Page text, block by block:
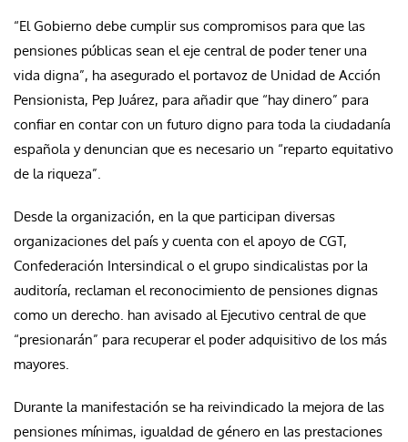
“El Gobierno debe cumplir sus compromisos para que las
pensiones públicas sean el eje central de poder tener una
vida digna”, ha asegurado el portavoz de Unidad de Acción
Pensionista, Pep Juárez, para añadir que “hay dinero” para
confiar en contar con un futuro digno para toda la ciudadanía
española y denuncian que es necesario un “reparto equitativo
de la riqueza”.
Desde la organización, en la que participan diversas
organizaciones del país y cuenta con el apoyo de CGT,
Confederación Intersindical o el grupo sindicalistas por la
auditoría, reclaman el reconocimiento de pensiones dignas
como un derecho. han avisado al Ejecutivo central de que
“presionarán” para recuperar el poder adquisitivo de los más
mayores.
Durante la manifestación se ha reivindicado la mejora de las
pensiones mínimas, igualdad de género en las prestaciones